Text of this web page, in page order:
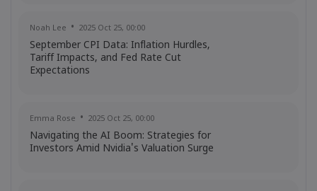
Noah Lee 2025 Oct 25, 00:00
September CPI Data: Inflation Hurdles,
Tariff Impacts, and Fed Rate Cut
Expectations
Emma Rose 2025 Oct 25, 00:00
Navigating the AI Boom: Strategies for
Investors Amid Nvidia's Valuation Surge